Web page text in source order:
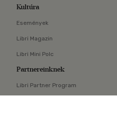
×
Kultúra
Események
Libri Magazin
Libri Mini Polc
Partnereinknek
Libri Partner Program